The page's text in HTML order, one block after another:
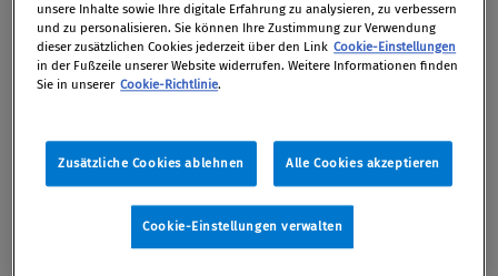
Artikel auf Xing teilen
Artikel auf linkedIn teilen
Artikel auf Facebook teilen
Artikellink kopieren
Artikel per Mail teilen
Vita
Valentin Mitlöhner ist Rechtsanwaltsanwärter
bei petsche pollak. Sein Tätigkeitsschwerpunkt
liegt im Wirtschaftsstrafrecht.
unsere Inhalte sowie Ihre digitale Erfahrung zu analysieren, zu verbessern
und zu personalisieren. Sie können Ihre Zustimmung zur Verwendung
dieser zusätzlichen Cookies jederzeit über den Link Cookie-Einstellungen
in der Fußzeile unserer Website widerrufen. Weitere Informationen finden
Sie in unserer Cookie-Richtlinie.
Zusätzliche Cookies ablehnen Alle Cookies akzeptieren
Cookie-Einstellungen verwalten